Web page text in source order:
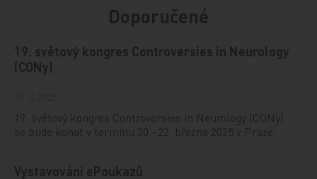
Doporučené
19. světový kongres Controversies in Neurology
(CONy)
19. světový kongres Controversies in Neurology (CONy)
se bude konat v termínu 20.–22. března 2025 v Praze.
Vystavování ePoukazů